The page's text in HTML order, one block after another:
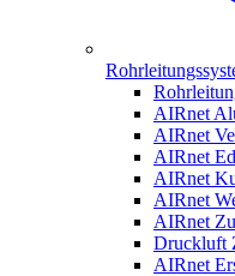
AIRnet
AIRnet
AIRnet
AIRnet
AIRnet
AIRnet
Druckluft
AIRnet